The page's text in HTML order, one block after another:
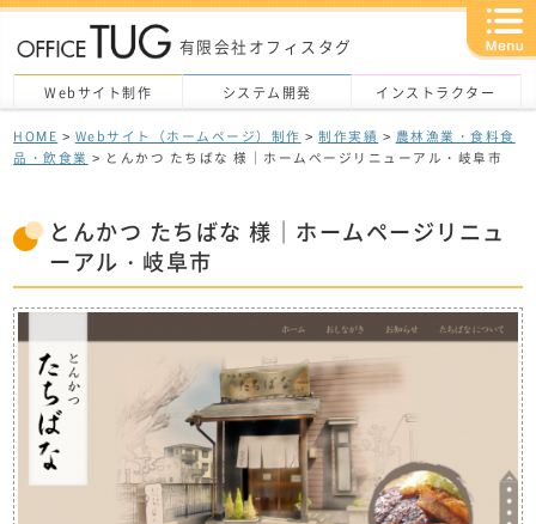
有限会社オフィスタグ
Webサイト制作 システム開発 インストラクター
HOME > Webサイト（ホームページ）制作 >制作実績 > 農林漁業・食料食
品・飲食業 > とんかつ たちばな 様｜ホームページリニューアル・岐阜市
とんかつ たちばな 様｜ホームページリニュ
ーアル・岐阜市